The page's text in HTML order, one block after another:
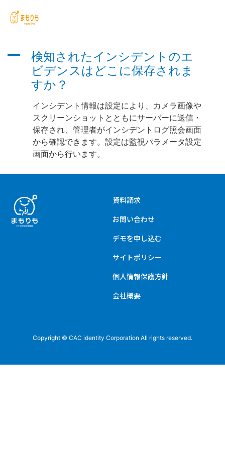
A
検知されたインシデントのエ
ビデンスはどこに保存されま
すか？
インシデント情報は設定により、カメラ画像や
スクリーンショットとともにサーバーに送信・
保存され、管理者がインシデントログ照会画面
から確認できます。設定は監視パラメータ設定
画面から行います。
資料請求
お問い合わせ
デモを申し込む
サイトポリシー
個人情報保護方針
会社概要
Copyright © CAC identity Corporation All rights reserved.